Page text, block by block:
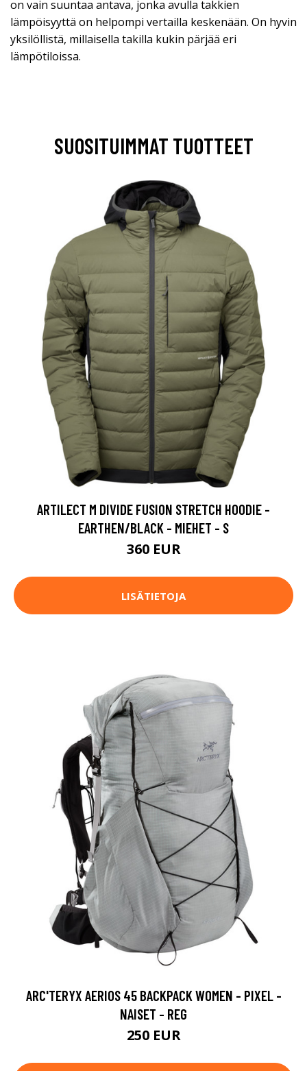
on vain suuntaa antava, jonka avulla takkien
lämpöisyyttä on helpompi vertailla keskenään. On hyvin
yksilöllistä, millaisella takilla kukin pärjää eri
lämpötiloissa.
SUOSITUIMMAT TUOTTEET
ARTILECT M DIVIDE FUSION STRETCH HOODIE -
EARTHEN/BLACK - MIEHET - S
360 EUR
LISÄTIETOJA
ARC'TERYX AERIOS 45 BACKPACK WOMEN - PIXEL -
NAISET - REG
250 EUR